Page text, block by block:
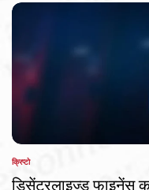
POSTED
IN
क्रिप्टो
डिसेंट्रलाइज्ड फाइनेंस